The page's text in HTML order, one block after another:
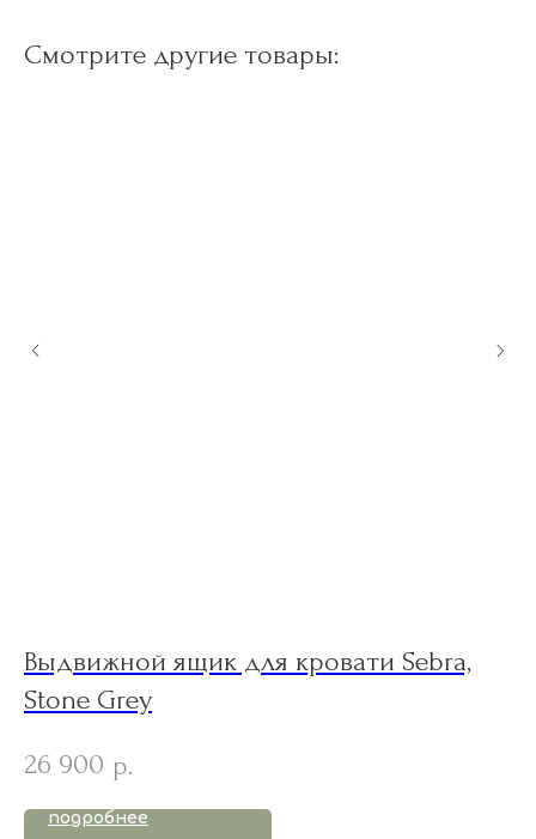
Смотрите другие товары:
Выдвижной ящик для кровати Sebra,
Stone Grey
26 900 р.
подробнее